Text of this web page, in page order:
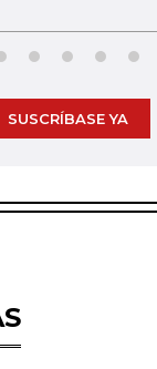
SUSCRÍBASE YA